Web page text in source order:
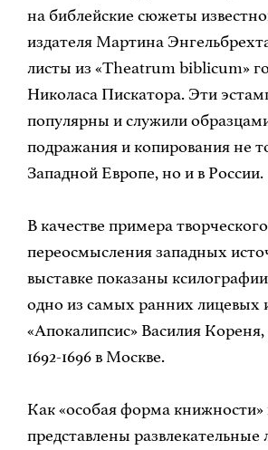
на библейские сюжеты
издателя Мартина
листы из «Theatrum biblicum»
Николаса Пискатора. Эти
популярны и служили
подражания и копирования не
Западной Европе, но и в России.
В качестве примера творческого
переосмысления западных
выставке показаны
одно из самых ранних лицевых
«Апокалипсис» Василия Кореня,
1692-1696 в Москве.
Как «особая форма книжности»
представлены развлекательные